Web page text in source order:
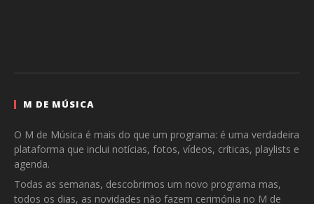
M DE MÚSICA
O M de Música é mais do que um programa: é uma verdadeira
plataforma que inclui notícias, fotos, vídeos, críticas, playlists e
agenda.
Todas as semanas, descobrimos um novo programa mas,
todos os dias, as novidades não fazem cerimónia no M de